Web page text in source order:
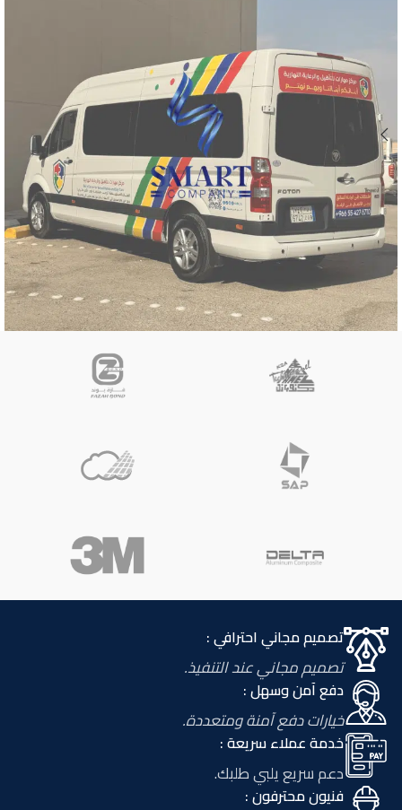
أستيكرات سيارات
مركز مهارات للتأهيل والرعاية النهارية
تصميم مجاني احترافي :
تصميم مجاني عند التنفيذ.
دفع آمن وسهل :
خيارات دفع آمنة ومتعددة.
خدمة عملاء سريعة :
دعم سريع يلبي طلبك.
فنيون محترفون :